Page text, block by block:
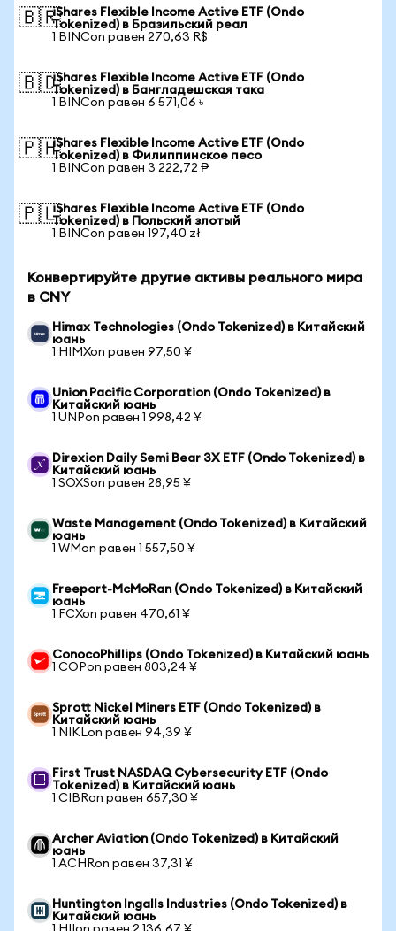
🇧🇷iShares Flexible Income Active ETF (Ondo
Tokenized) в Бразильский реал
1 BINCon равен 270,63 R$
🇧🇩iShares Flexible Income Active ETF (Ondo
Tokenized) в Бангладешская така
1 BINCon равен 6 571,06 ৳
🇵🇭iShares Flexible Income Active ETF (Ondo
Tokenized) в Филиппинское песо
1 BINCon равен 3 222,72 ₱
🇵🇱iShares Flexible Income Active ETF (Ondo
Tokenized) в Польский злотый
1 BINCon равен 197,40 zł
Конвертируйте другие активы реального мира
в CNY
Himax Technologies (Ondo Tokenized) в Китайский
юань
1 HIMXon равен 97,50 ¥
Union Pacific Corporation (Ondo Tokenized) в
Китайский юань
1 UNPon равен 1 998,42 ¥
Direxion Daily Semi Bear 3X ETF (Ondo Tokenized) в
Китайский юань
1 SOXSon равен 28,95 ¥
Waste Management (Ondo Tokenized) в Китайский
юань
1 WMon равен 1 557,50 ¥
Freeport-McMoRan (Ondo Tokenized) в Китайский
юань
1 FCXon равен 470,61 ¥
ConocoPhillips (Ondo Tokenized) в Китайский юань
1 COPon равен 803,24 ¥
Sprott Nickel Miners ETF (Ondo Tokenized) в
Китайский юань
1 NIKLon равен 94,39 ¥
First Trust NASDAQ Cybersecurity ETF (Ondo
Tokenized) в Китайский юань
1 CIBRon равен 657,30 ¥
Archer Aviation (Ondo Tokenized) в Китайский
юань
1 ACHRon равен 37,31 ¥
Huntington Ingalls Industries (Ondo Tokenized) в
Китайский юань